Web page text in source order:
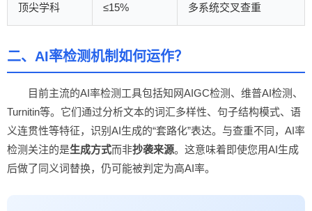
顶尖学科 ≤15% 多系统交叉查重
二、AI率检测机制如何运作？
目前主流的AI率检测工具包括知网AIGC检测、维普AI检测、
Turnitin等。它们通过分析文本的词汇多样性、句子结构模式、语
义连贯性等特征，识别AI生成的“套路化”表达。与查重不同，AI率
检测关注的是生成方式而非抄袭来源。这意味着即使您用AI生成
后做了同义词替换，仍可能被判定为高AI率。